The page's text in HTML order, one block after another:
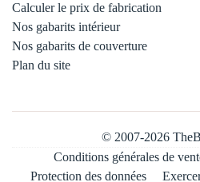
Calculer le prix de fabrication
Nos gabarits intérieur
Nos gabarits de couverture
Plan du site
© 2007-2026
Conditions générales de
Protection des données